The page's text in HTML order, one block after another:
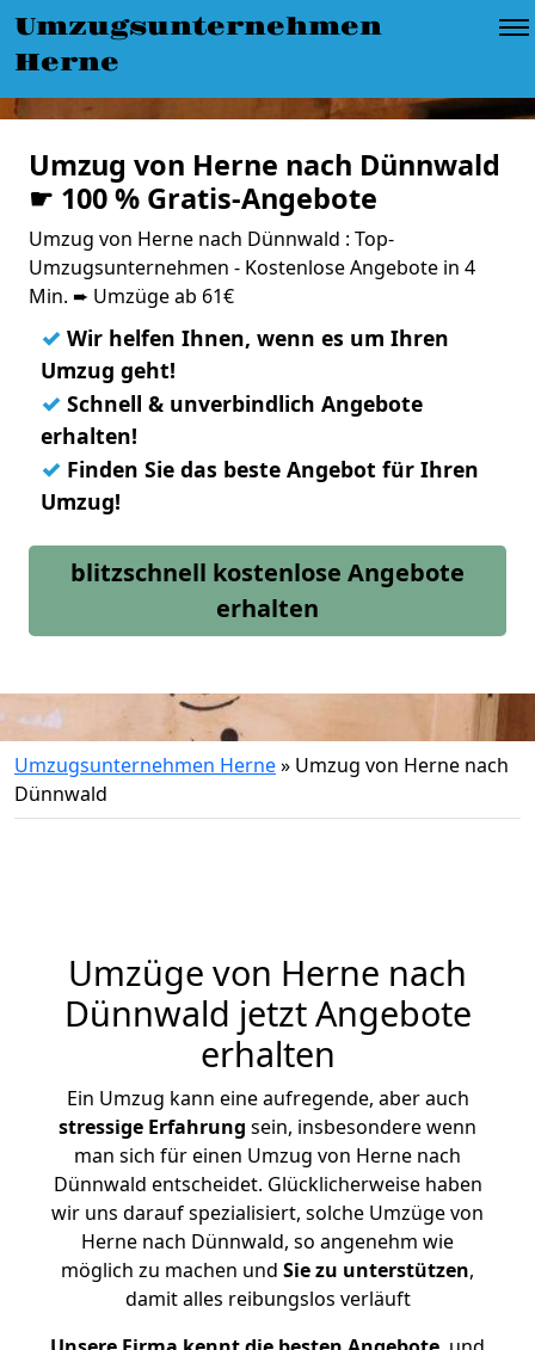
Umzugsunternehmen
Herne
Umzug von Herne nach Dünnwald
☛ 100 % Gratis-Angebote
Umzug von Herne nach Dünnwald : Top-
Umzugsunternehmen - Kostenlose Angebote in 4
Min. ➨ Umzüge ab 61€
✓ Wir helfen Ihnen, wenn es um Ihren
Umzug geht!
✓ Schnell & unverbindlich Angebote
erhalten!
✓ Finden Sie das beste Angebot für Ihren
Umzug!
blitzschnell kostenlose Angebote
erhalten
Umzugsunternehmen Herne» Umzug von Herne nach
Dünnwald
Umzüge von Herne nach
Dünnwald jetzt Angebote
erhalten
Ein Umzug kann eine aufregende, aber auch
stressige Erfahrung sein, insbesondere wenn
man sich für einen Umzug von Herne nach
Dünnwald entscheidet. Glücklicherweise haben
wir uns darauf spezialisiert, solche Umzüge von
Herne nach Dünnwald, so angenehm wie
möglich zu machen und Sie zu unterstützen,
damit alles reibungslos verläuft